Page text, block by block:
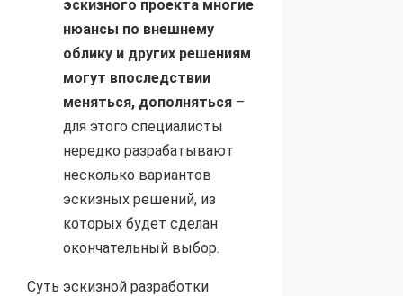
эскизного проекта многие
нюансы по внешнему
облику и других решениям
могут впоследствии
меняться, дополняться –
для этого специалисты
нередко разрабатывают
несколько вариантов
эскизных решений, из
которых будет сделан
окончательный выбор.
Суть эскизной разработки